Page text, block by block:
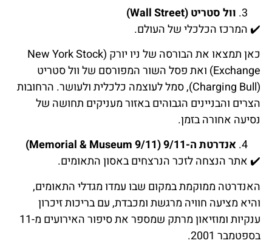
וול סטריט (Wall Street)
✔️ המרכזהכלכלישלהעולם.
כאן תמצאו את הבורסה של ניו יורק (New York Stock
Exchange) ואת פסל השור המפורסם של וול סטריט
(Charging Bull), סמל לעוצמה כלכלית ולעושר. הרחובות
הצרים והבניינים הגבוהים באזור מעניקים תחושה של
נסיעה אחורה בזמן.
אנדרטת ה-9/11 (9/11 Memorial & Museum)
✔️ אתר הנצחה לזכר הנרצחיםבאסוןהתאומים.
האנדרטה ממוקמת במקום שבו עמדו מגדלי התאומים,
והיא מציעה חוויה מרגשת ומכבדת, עם בריכות זיכרון
ענקיות ומוזיאון מרתק שמספר את סיפור האירועים מ-11
בספטמבר 2001.